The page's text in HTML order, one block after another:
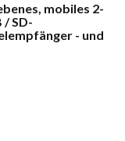
mobiles 2-
/ SD-
- und